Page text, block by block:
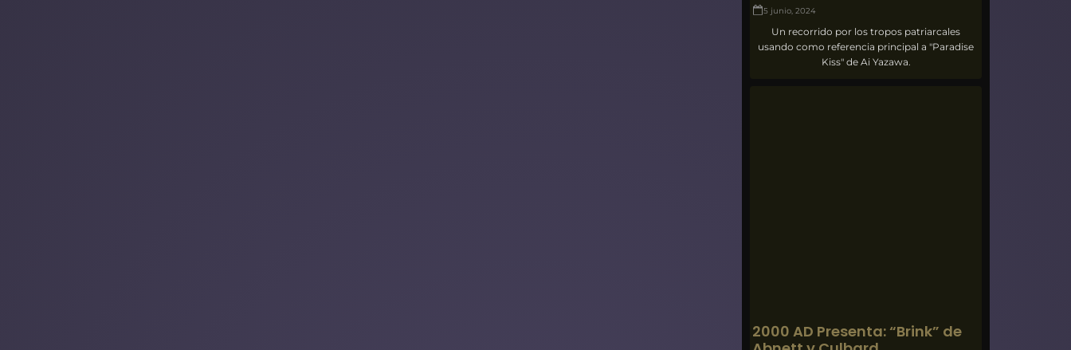
5 junio, 2024
Un recorrido por los tropos patriarcales
usando como referencia principal a "Paradise
Kiss" de Ai Yazawa.
2000 AD Presenta: “Brink” de